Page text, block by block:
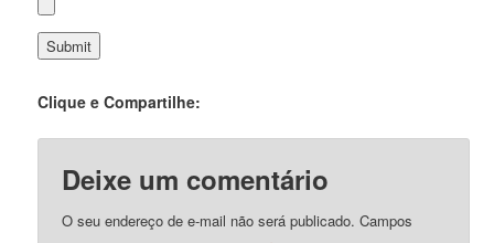
Clique e Compartilhe:
Deixe um comentário
O seu endereço de e-mail não será publicado. Campos